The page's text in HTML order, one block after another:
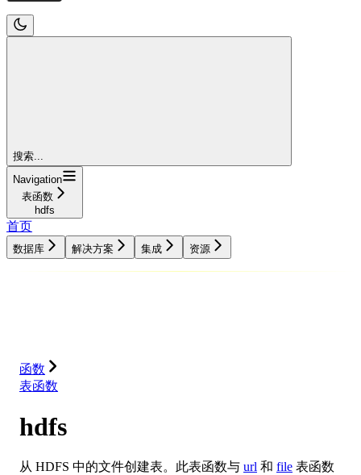
搜索...
Navigation
表函数
hdfs
首页
数据库 解决方案 集成 资源
函数
表函数
hdfs
从 HDFS 中的文件创建表。此表函数与 url 和 file 表函数